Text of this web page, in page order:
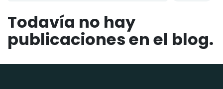
Todavía no hay
publicaciones en el blog.